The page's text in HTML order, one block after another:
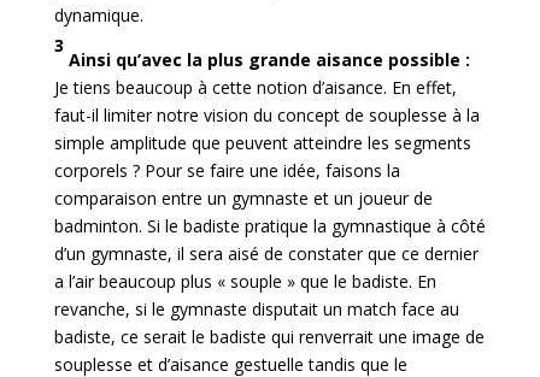
dynamique.
3
Ainsi qu’avec la plus grande aisance possible :
Je tiens beaucoup à cette notion d’aisance. En effet,
faut-il limiter notre vision du concept de souplesse à la
simple amplitude que peuvent atteindre les segments
corporels ? Pour se faire une idée, faisons la
comparaison entre un gymnaste et un joueur de
badminton. Si le badiste pratique la gymnastique à côté
d’un gymnaste, il sera aisé de constater que ce dernier
a l’air beaucoup plus « souple » que le badiste. En
revanche, si le gymnaste disputait un match face au
badiste, ce serait le badiste qui renverrait une image de
souplesse et d’aisance gestuelle tandis que le